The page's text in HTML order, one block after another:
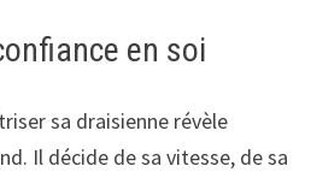
en soi
sa draisienne révèle
Il décide de sa vitesse, de sa